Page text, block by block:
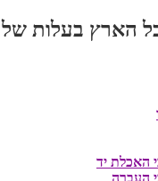
בעלות של 50 ש"ח בלבד!
האכלת יד
העברה